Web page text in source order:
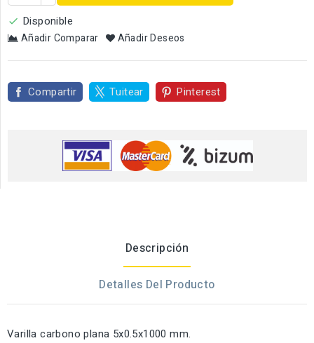
 Disponible
Añadir Comparar Añadir Deseos
Compartir Tuitear Pinterest
Descripción
Detalles Del Producto
Varilla carbono plana 5x0.5x1000 mm.